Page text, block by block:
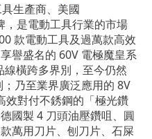
生產商、美國
是電動工具行業的市場
款電動工具及過萬款高效
譽盛名的 60V 電極魔皇系
橫跨多界別，至今仍然
乃至業界廣泛應用的 8V
效對付不銹鋼的「極光鑽
國製 4 刀頭油壓鑽咀、圓
萬用刀片、刨刀片、石屎